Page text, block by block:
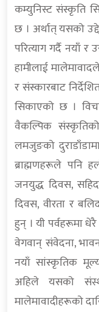
कम्युनिस्ट संस्कृति
छ । अर्थात् यसको
परित्याग गर्दै नयाँ
हामीलाई
र संस्कारबाट
सिकाएको छ ।
वैकल्पिक
लमजुङको
ब्राह्मणहरूले पनि
जनयुद्ध दिवस,
दिवस, वीरता र
हुन् । यी पर्वहरूमा
वेगवान् संवेदना,
नयाँ सांस्कृतिक
अहिले यसको
मालेमावादीहरूको